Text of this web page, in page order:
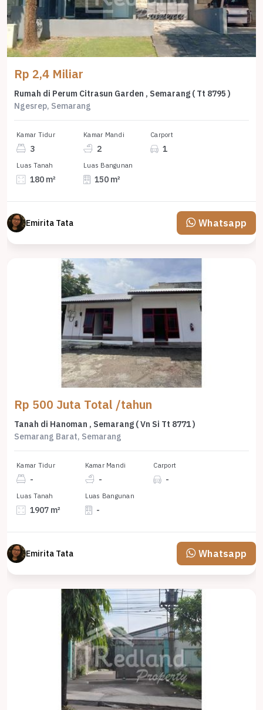
Rp 2,4 Miliar
Rumah di Perum Citrasun Garden , Semarang ( Tt 8795 )
Ngesrep, Semarang
Kamar Tidur
3
Kamar Mandi
2
Carport
1
Luas Tanah
180 m²
Luas Bangunan
150 m²
Emirita Tata Whatsapp
Rp 500 Juta Total /tahun
Tanah di Hanoman , Semarang ( Vn Si Tt 8771 )
Semarang Barat, Semarang
Kamar Tidur
-
Kamar Mandi
-
Carport
-
Luas Tanah
1907 m²
Luas Bangunan
-
Emirita Tata Whatsapp